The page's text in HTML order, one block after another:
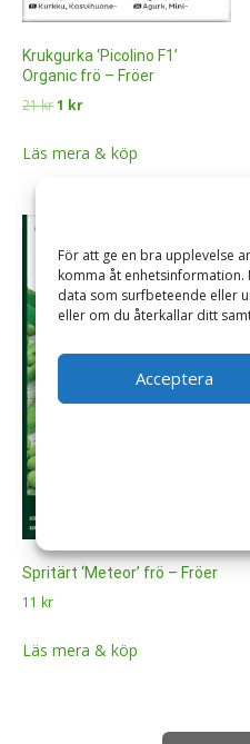
För att ge en bra upplevelse
komma åt enhetsinformation.
data som surfbeteende eller
eller om du återkallar ditt
Acceptera
Krukgurka ‘Picolino F1’
Organic frö – Fröer
21krDet
priset
1 krDet
priset
Läs mera & köp
Spritärt ‘Meteor’ frö – Fröer
11 kr
Läs mera & köp